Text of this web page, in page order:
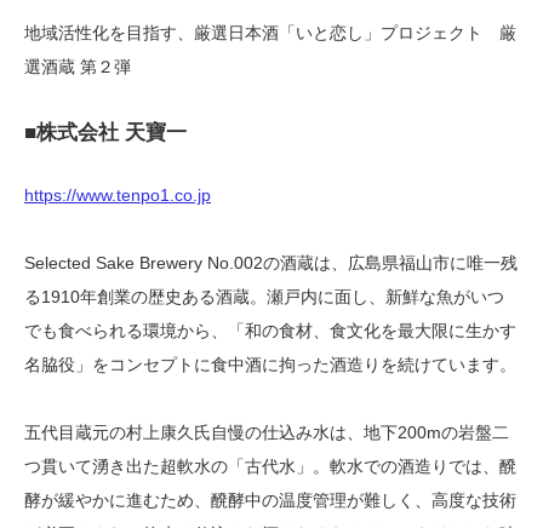
地域活性化を目指す、厳選日本酒「いと恋し」プロジェクト 厳
選酒蔵 第２弾
■株式会社 天寶一
https://www.tenpo1.co.jp
Selected Sake Brewery No.002の酒蔵は、広島県福山市に唯一残
る1910年創業の歴史ある酒蔵。瀬戸内に面し、新鮮な魚がいつ
でも食べられる環境から、「和の食材、食文化を最大限に生かす
名脇役」をコンセプトに食中酒に拘った酒造りを続けています。
五代目蔵元の村上康久氏自慢の仕込み水は、地下200mの岩盤二
つ貫いて湧き出た超軟水の「古代水」。軟水での酒造りでは、醗
酵が緩やかに進むため、醗酵中の温度管理が難しく、高度な技術